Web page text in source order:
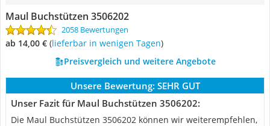
Maul Buchstützen 3506202
2058 Bewertungen
ab 14,00 € ( Lieferbar in wenigen Tagen)
Preisvergleich und weitere Angebote
Unsere Bewertung: SEHR GUT
Unser Fazit für Maul Buchstützen 3506202:
Die Maul Buchstützen 3506202 können wir weiterempfehlen,